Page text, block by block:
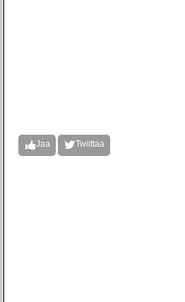
Jaa Twiittaa